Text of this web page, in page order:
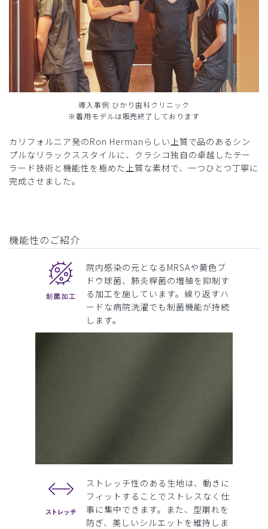
導入事例:ひかり歯科クリニック
※着用モデルは販売終了しております
カリフォルニア発のRon Hermanらしい上質で品のあるシン
プルなリラックススタイルに、クラシコ独自の卓越したテー
ラード技術と機能性を極めた上質な素材で、一つひとつ丁寧に
完成させました。
機能性のご紹介
院内感染の元となるMRSAや黄色ブ
ドウ球菌、肺炎桿菌の増殖を抑制す
る加工を施しています。繰り返すハ
ードな病院洗濯でも制菌機能が持続
します。
ストレッチ性のある生地は、動きに
フィットすることでストレスなく仕
事に集中できます。また、型崩れを
防ぎ、美しいシルエットを維持しま